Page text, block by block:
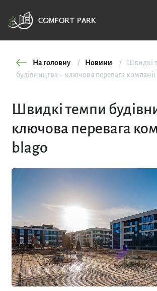
На головну Новини
Швидкі
будівництва – ключова перевага
Швидкі темпи
ключова перевага
blago